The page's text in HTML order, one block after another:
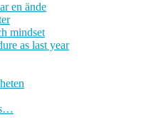
en ände
mindset
as last year